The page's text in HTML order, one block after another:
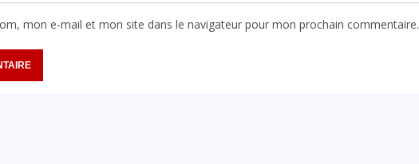
mon e-mail et mon site dans le navigateur pour mon prochain commentaire.